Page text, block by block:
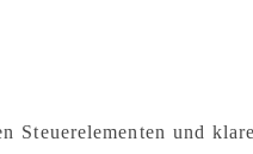
Steuerelementen und